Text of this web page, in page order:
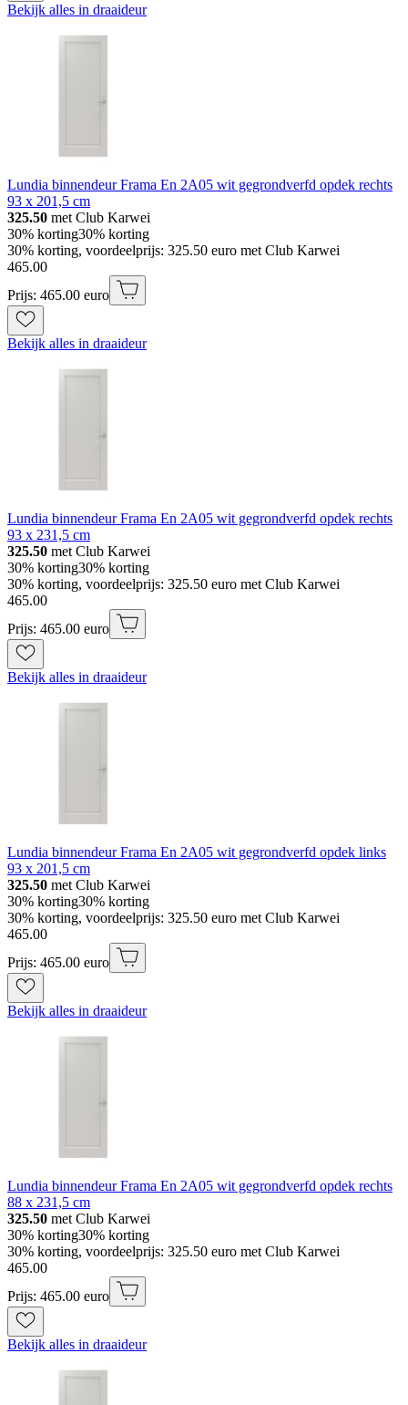
Bekijk alles in draaideur
Lundia binnendeur Frama En 2A05 wit gegrondverfd opdek rechts
93 x 201,5 cm
325.50 met Club Karwei
30% korting30% korting
30% korting, voordeelprijs: 325.50 euro met Club Karwei
465.00
Prijs: 465.00 euro
Bekijk alles in draaideur
Lundia binnendeur Frama En 2A05 wit gegrondverfd opdek rechts
93 x 231,5 cm
325.50 met Club Karwei
30% korting30% korting
30% korting, voordeelprijs: 325.50 euro met Club Karwei
465.00
Prijs: 465.00 euro
Bekijk alles in draaideur
Lundia binnendeur Frama En 2A05 wit gegrondverfd opdek links
93 x 201,5 cm
325.50 met Club Karwei
30% korting30% korting
30% korting, voordeelprijs: 325.50 euro met Club Karwei
465.00
Prijs: 465.00 euro
Bekijk alles in draaideur
Lundia binnendeur Frama En 2A05 wit gegrondverfd opdek rechts
88 x 231,5 cm
325.50 met Club Karwei
30% korting30% korting
30% korting, voordeelprijs: 325.50 euro met Club Karwei
465.00
Prijs: 465.00 euro
Bekijk alles in draaideur